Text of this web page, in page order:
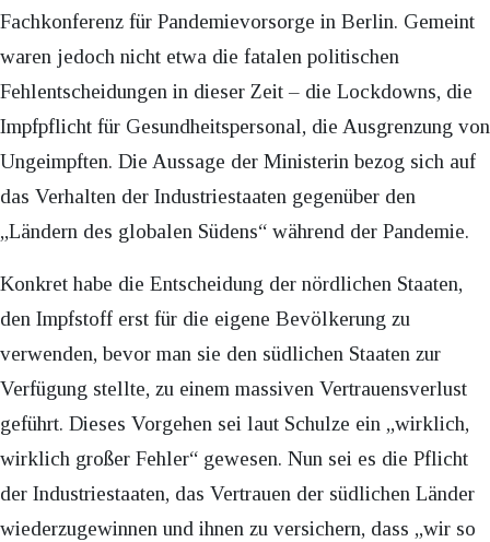
Fachkonferenz für Pandemievorsorge in Berlin. Gemeint
waren jedoch nicht etwa die fatalen politischen
Fehlentscheidungen in dieser Zeit – die Lockdowns, die
Impfpflicht für Gesundheitspersonal, die Ausgrenzung von
Ungeimpften. Die Aussage der Ministerin bezog sich auf
das Verhalten der Industriestaaten gegenüber den
„Ländern des globalen Südens“ während der Pandemie.
Konkret habe die Entscheidung der nördlichen Staaten,
den Impfstoff erst für die eigene Bevölkerung zu
verwenden, bevor man sie den südlichen Staaten zur
Verfügung stellte, zu einem massiven Vertrauensverlust
geführt. Dieses Vorgehen sei laut Schulze ein „wirklich,
wirklich großer Fehler“ gewesen. Nun sei es die Pflicht
der Industriestaaten, das Vertrauen der südlichen Länder
wiederzugewinnen und ihnen zu versichern, dass „wir so